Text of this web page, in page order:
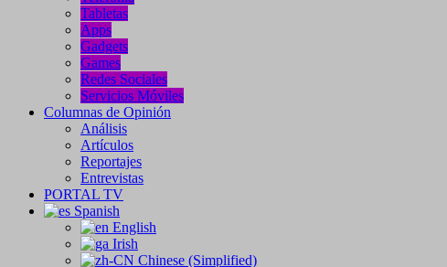
Tabletas
Apps
Gadgets
Games
Redes Sociales
Servicios Móviles
Columnas de Opinión
Análisis
Artículos
Reportajes
Entrevistas
PORTAL TV
Spanish
English
Irish
Chinese (Simplified)